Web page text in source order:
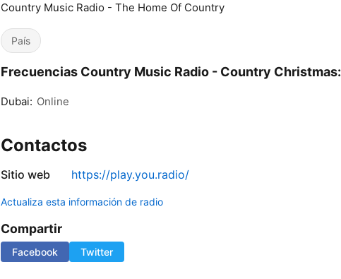
Country Music Radio - The Home Of Country
País
Frecuencias Country Music Radio - Country Christmas:
Dubai: Online
Contactos
Sitio web https://play.you.radio/
Actualiza esta información de radio
Compartir
Facebook Twitter